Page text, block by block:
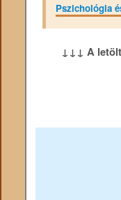
Pszichológia
↓↓↓ A